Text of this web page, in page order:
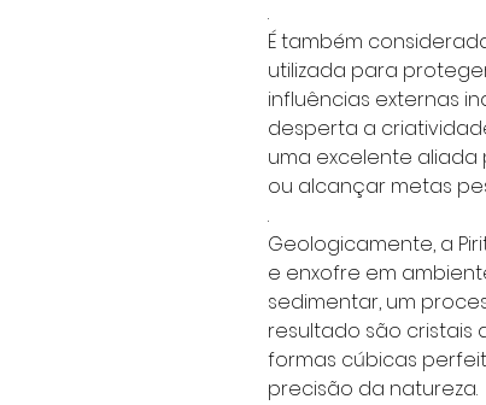
.
É também
utilizada para
influências externas
desperta a
uma excelente
ou alcançar metas
.
Geologicamente, a
e enxofre em
sedimentar, um
resultado são cristais
formas cúbicas
precisão da natureza.